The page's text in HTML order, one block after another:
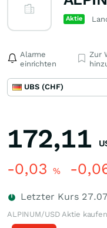
Aktie
Alarme
einrichten
Zur
UBS (CHF)
172,11
-0,03 % -
Letzter Kurs
ALPINUM/USD Aktie kaufen